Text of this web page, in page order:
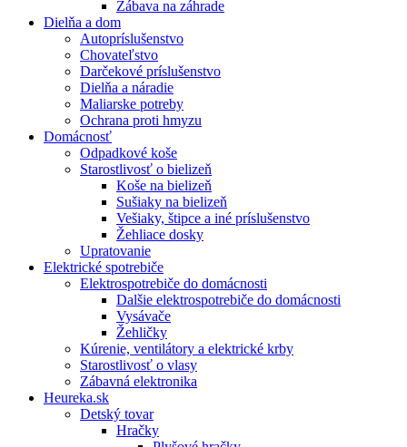
Zábava na záhrade
Dielňa a dom
Autopríslušenstvo
Chovateľstvo
Darčekové príslušenstvo
Dielňa a náradie
Maliarske potreby
Ochrana proti hmyzu
Domácnosť
Odpadkové koše
Starostlivosť o bielizeň
Koše na bielizeň
Sušiaky na bielizeň
Vešiaky, štipce a iné príslušenstvo
Žehliace dosky
Upratovanie
Elektrické spotrebiče
Elektrospotrebiče do domácnosti
Dalšie elektrospotrebiče do domácnosti
Vysávače
Žehličky
Kúrenie, ventilátory a elektrické krby
Starostlivosť o vlasy
Zábavná elektronika
Heureka.sk
Detský tovar
Hračky